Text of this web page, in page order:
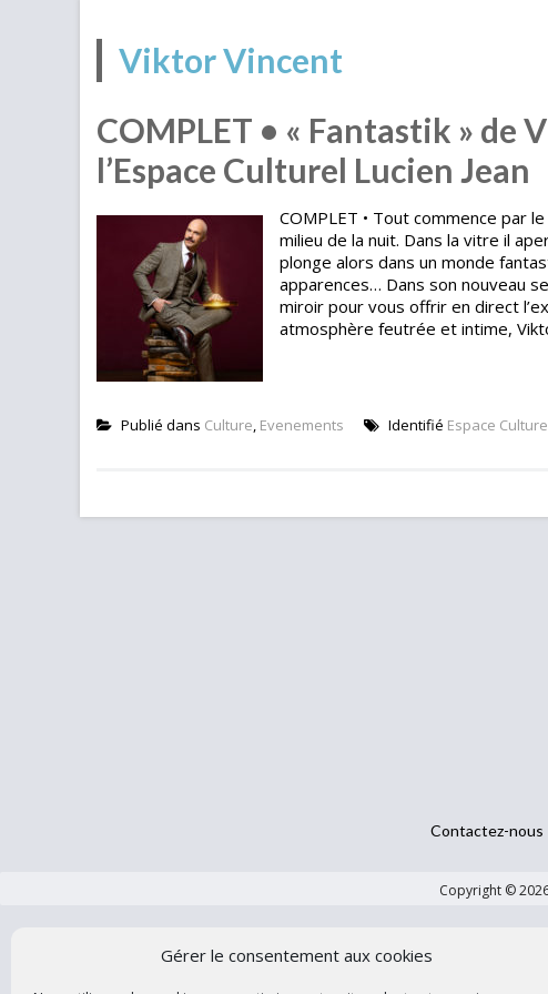
Gérer le consentement aux cookies
Viktor Vincent
COMPLET • « Fantastik » de
l’Espace Culturel Lucien Jean
COMPLET • Tout commence par
milieu de la nuit. Dans la vitre il
plonge alors dans un monde
apparences… Dans son nouveau
miroir pour vous offrir en direct
atmosphère feutrée et intime,
Publié dans Culture, Evenements Identifié Espace
Contactez-nous
Copyright ©